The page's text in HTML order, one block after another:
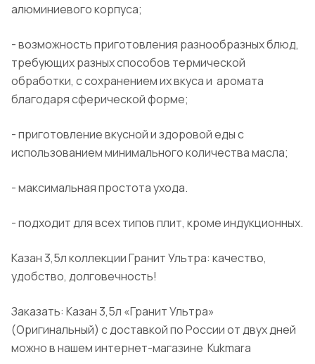
алюминиевого корпуса;
- возможность приготовления разнообразных блюд,
требующих разных способов термической
обработки, с сохранением их вкуса и аромата
благодаря сферической форме;
- приготовление вкусной и здоровой еды с
использованием минимального количества масла;
- максимальная простота ухода.
-подходит для всех типов плит, кроме индукционных.
Казан 3,5л коллекцииГранитУльтра: качество,
удобство, долговечность!
Заказать: Казан 3,5л «ГранитУльтра»
(Оригинальный) с доставкой по России от двух дней
можно в нашем интернет-магазине Kukmara